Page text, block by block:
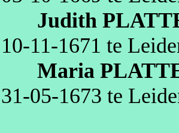
Judith
10‑11‑1671 te
Maria
31‑05‑1673 te